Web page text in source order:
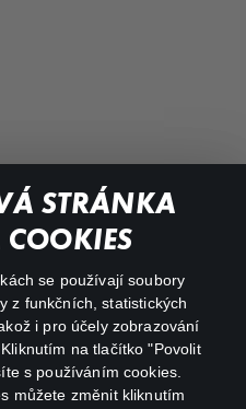
STRÁNKA
se používají soubory
z funkčních, statistických
i pro účely zobrazování
na tlačítko "Povolit
s používáním cookies.
můžete změnit kliknutím